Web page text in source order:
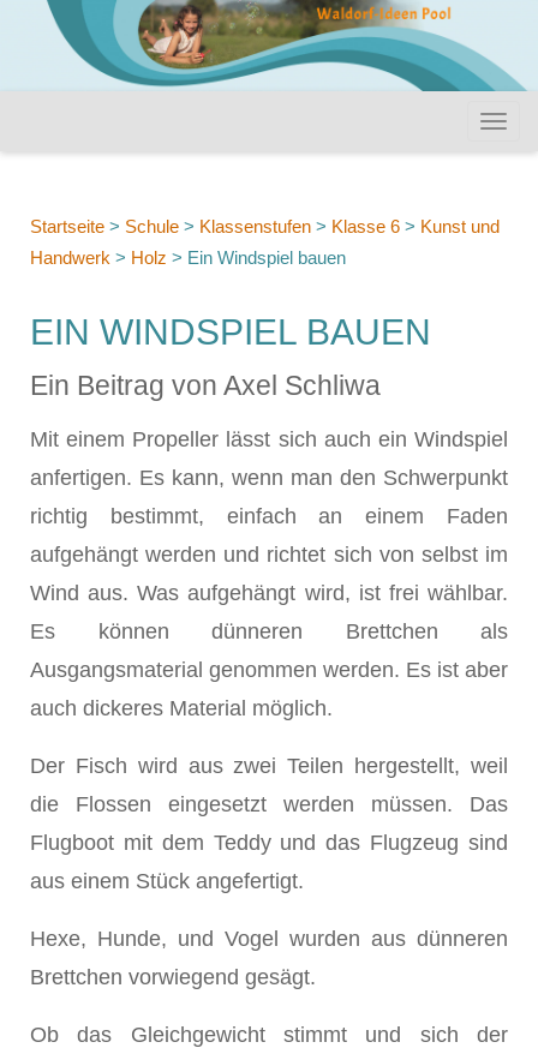
Startseite > Schule > Klassenstufen > Klasse 6 > Kunst und
Handwerk > Holz > Ein Windspiel bauen
EIN WINDSPIEL BAUEN
Ein Beitrag von Axel Schliwa
Mit einem Propeller lässt sich auch ein Windspiel
anfertigen. Es kann, wenn man den Schwerpunkt
richtig bestimmt, einfach an einem Faden
aufgehängt werden und richtet sich von selbst im
Wind aus. Was aufgehängt wird, ist frei wählbar.
Es können dünneren Brettchen als
Ausgangsmaterial genommen werden. Es ist aber
auch dickeres Material möglich.
Der Fisch wird aus zwei Teilen hergestellt, weil
die Flossen eingesetzt werden müssen. Das
Flugboot mit dem Teddy und das Flugzeug sind
aus einem Stück angefertigt.
Hexe, Hunde, und Vogel wurden aus dünneren
Brettchen vorwiegend gesägt.
Ob das Gleichgewicht stimmt und sich der